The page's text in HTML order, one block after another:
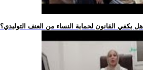
.. هل يكفي القانون لحماية النساء من العنف التوليدي؟